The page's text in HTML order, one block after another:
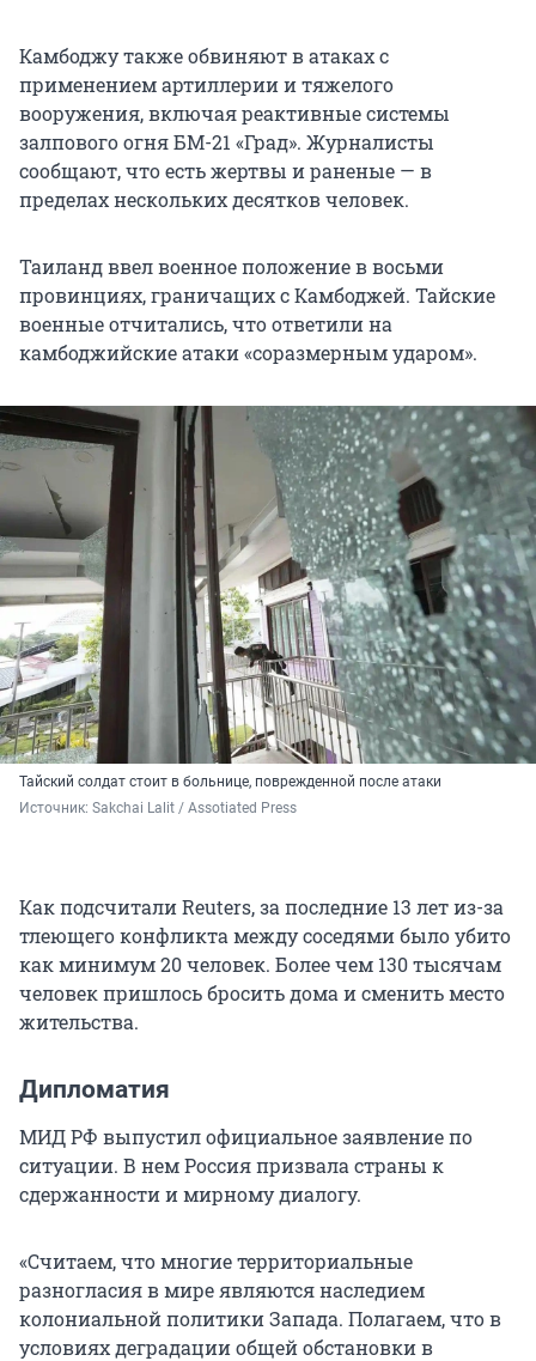
Камбоджу также обвиняют в атаках с
применением артиллерии и тяжелого
вооружения, включая реактивные системы
залпового огня БМ-21 «Град». Журналисты
сообщают, что есть жертвы и раненые — в
пределах нескольких десятков человек.
Таиланд ввел военное положение в восьми
провинциях, граничащих с Камбоджей. Тайские
военные отчитались, что ответили на
камбоджийские атаки «соразмерным ударом».
Тайский солдат стоит в больнице, поврежденной после атаки
Источник: Sakchai Lalit / Assotiated Press
Как подсчитали Reuters, за последние 13 лет из-за
тлеющего конфликта между соседями было убито
как минимум 20 человек. Более чем 130 тысячам
человек пришлось бросить дома и сменить место
жительства.
Дипломатия
МИД РФ выпустил официальное заявление по
ситуации. В нем Россия призвала страны к
сдержанности и мирному диалогу.
«Считаем, что многие территориальные
разногласия в мире являются наследием
колониальной политики Запада. Полагаем, что в
условиях деградации общей обстановки в